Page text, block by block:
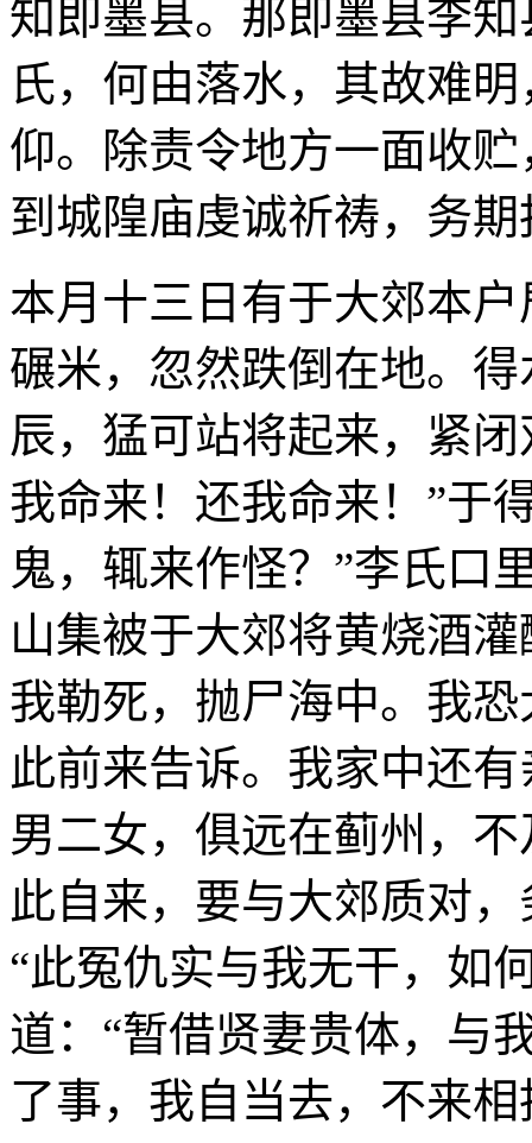
知即墨县。那即墨县李
氏，何由落水，其故难
仰。除责令地方一面收
到城隍庙虔诚祈祷，务
本月十三日有于大郊本
碾米，忽然跌倒在地。
辰，猛可站将起来，紧
我命来！还我命来！”于
鬼，辄来作怪？”李氏口
山集被于大郊将黄烧酒
我勒死，抛尸海中。我
此前来告诉。我家中还
男二女，俱远在蓟州，
此自来，要与大郊质对
“此冤仇实与我无干，如
道：“暂借贤妻贵体，与
了事，我自当去，不来